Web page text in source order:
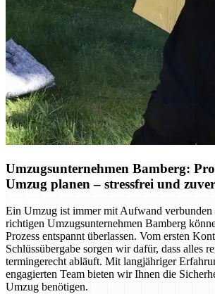
Umzugsunternehmen Bamberg:
Umzug planen – stressfrei und
Ein Umzug ist immer mit Aufwand verbunden
richtigen Umzugsunternehmen Bamberg
Prozess entspannt überlassen. Vom ersten
Schlüssübergabe sorgen wir dafür, dass alles
termingerecht abläuft. Mit langjähriger
engagierten Team bieten wir Ihnen die
Umzug benötigen.